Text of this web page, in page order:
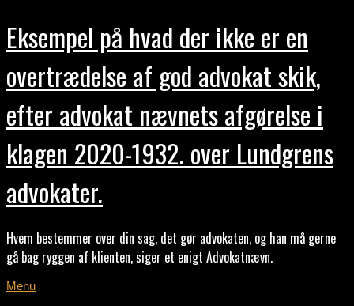
Eksempel på hvad der ikke er en
overtrædelse af god advokat skik,
efter advokat nævnets afgørelse i
klagen 2020-1932. over Lundgrens
advokater.
Hvem bestemmer over din sag, det gør advokaten, og han må gerne
gå bag ryggen af klienten, siger et enigt Advokatnævn.
Menu